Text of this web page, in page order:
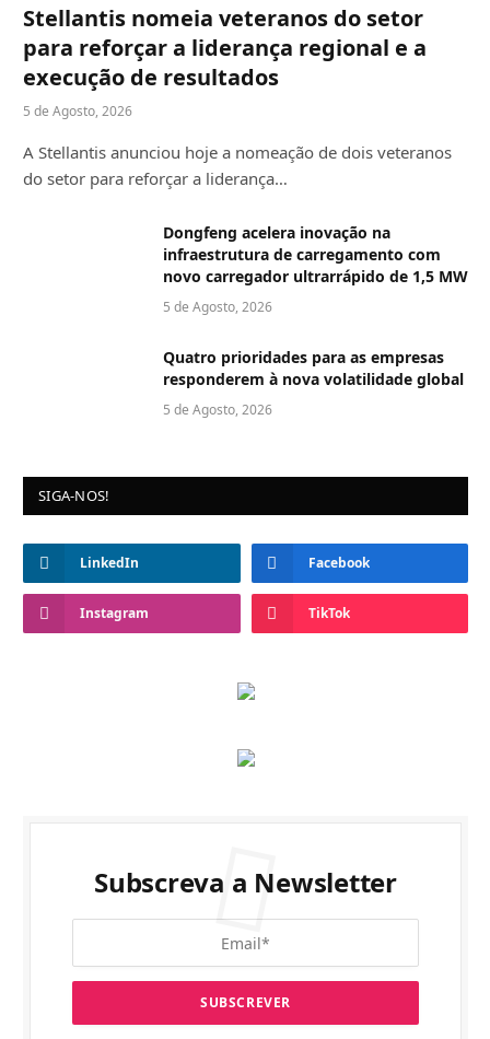
Stellantis nomeia veteranos do setor
para reforçar a liderança regional e a
execução de resultados
5 de Agosto, 2026
A Stellantis anunciou hoje a nomeação de dois veteranos
do setor para reforçar a liderança…
Dongfeng acelera inovação na
infraestrutura de carregamento com
novo carregador ultrarrápido de 1,5 MW
5 de Agosto, 2026
Quatro prioridades para as empresas
responderem à nova volatilidade global
5 de Agosto, 2026
SIGA-NOS!
LinkedIn Facebook
Instagram TikTok
Subscreva a Newsletter